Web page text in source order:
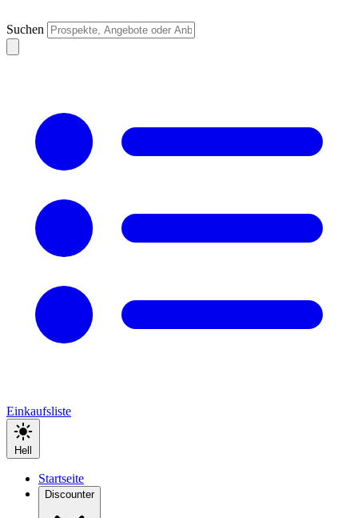
Suchen
Einkaufsliste
Hell
Startseite
Discounter